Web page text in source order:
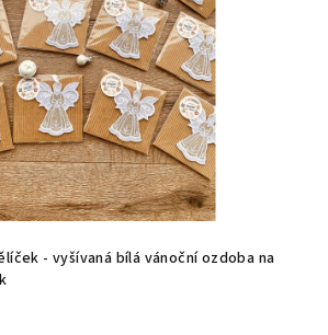
- vyšívaná bílá vánoční ozdoba na